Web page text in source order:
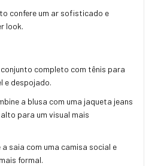
confere um ar sofisticado e
look.
conjunto completo com tênis para
e despojado.
a blusa com uma jaqueta jeans
para um visual mais
a saia com uma camisa social e
formal.